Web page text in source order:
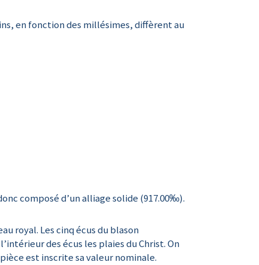
en fonction des millésimes, diffèrent au
composé d’un alliage solide (917.00‰).
royal. Les cinq écus du blason
des écus les plaies du Christ. On
est inscrite sa valeur nominale.